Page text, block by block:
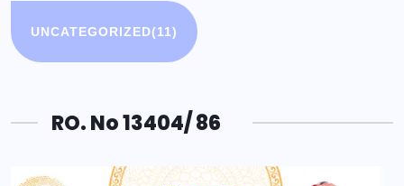
UNCATEGORIZED(11)
RO. No 13404/ 86